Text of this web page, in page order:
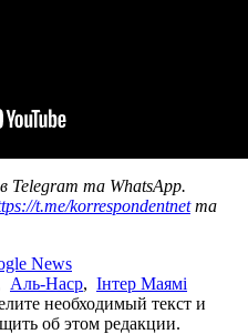
в Telegram та WhatsApp.
t.me/korrespondentnetта
News
Аль-Наср, Інтер Маямі
необходимый текст и
об этом редакции.